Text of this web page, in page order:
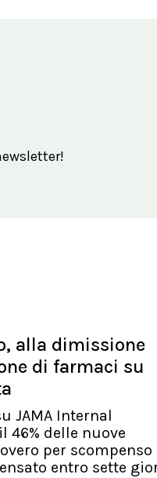
alla dimissione
di farmaci su
JAMA Internal
46% delle nuove
per scompenso
entro sette